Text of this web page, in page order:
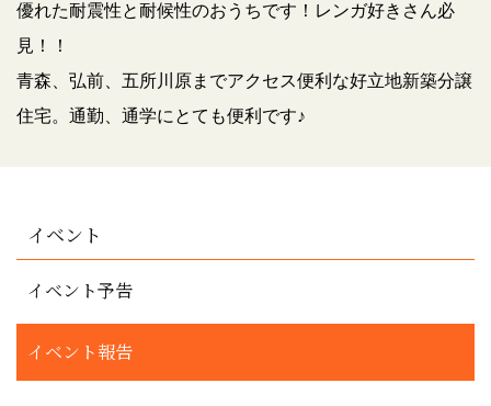
優れた耐震性と耐候性のおうちです！レンガ好きさん必
見！！
青森、弘前、五所川原までアクセス便利な好立地新築分譲
住宅。通勤、通学にとても便利です♪
イベント
イベント予告
イベント報告